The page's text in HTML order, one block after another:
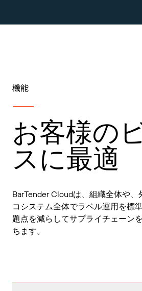
機能
お客様の
スに最適
BarTender Cloudは、組織全体や
コシステム全体でラベル運用を標
題点を減らしてサプライチェーン
ちます。